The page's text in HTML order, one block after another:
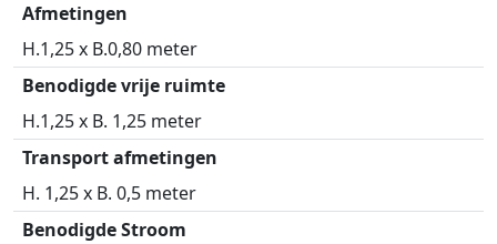
Afmetingen
H.1,25 x B.0,80 meter
Benodigde vrije ruimte
H.1,25 x B. 1,25 meter
Transport afmetingen
H. 1,25 x B. 0,5 meter
Benodigde Stroom